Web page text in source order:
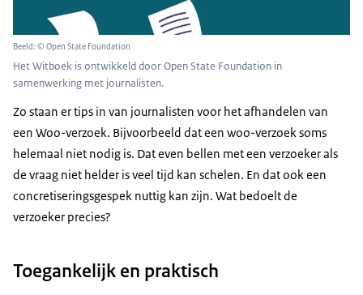
Beeld: © Open State Foundation
Het Witboek is ontwikkeld door Open State Foundation in
samenwerking met journalisten.
Zo staan er tips in van journalisten voor het afhandelen van
een Woo-verzoek. Bijvoorbeeld dat een woo-verzoek soms
helemaal niet nodig is. Dat even bellen met een verzoeker als
de vraag niet helder is veel tijd kan schelen. En dat ook een
concretiseringsgespek nuttig kan zijn. Wat bedoelt de
verzoeker precies?
Toegankelijk en praktisch